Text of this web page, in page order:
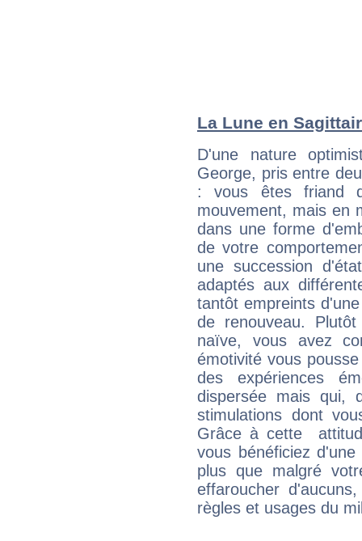
La Lune en
D'une nature
George, pris entre
: vous êtes friand
mouvement, mais en
dans une forme
de votre
une succession
adaptés aux
tantôt empreints
de renouveau.
naïve, vous avez
émotivité vous
des expériences
dispersée mais qui,
stimulations dont
Grâce à cette
vous bénéficiez
plus que malgré
effaroucher
règles et usages du